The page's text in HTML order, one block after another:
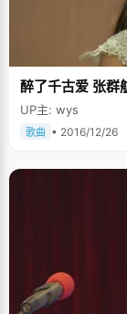
醉了千古爱 张群
UP主: wys
歌曲 • 2016/12/26